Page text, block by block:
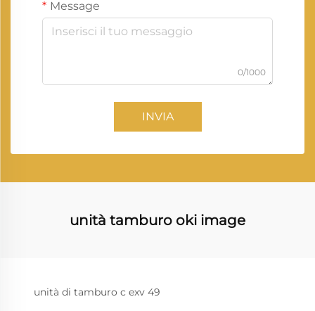
Message
0/1000
INVIA
unità tamburo oki image
unità di tamburo c exv 49